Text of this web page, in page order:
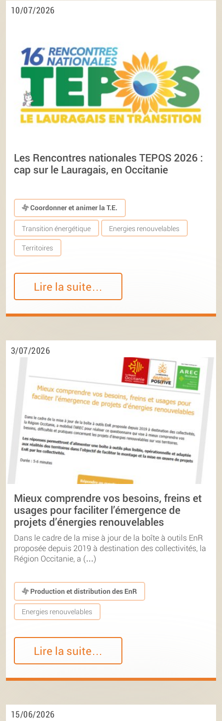
10/07/2026
Les Rencontres nationales TEPOS 2026 :
cap sur le Lauragais, en Occitanie
Coordonner et animer la T.E.
Transition énergétique Energies renouvelables
Territoires
Lire la suite…
3/07/2026
Mieux comprendre vos besoins, freins et
usages pour faciliter l’émergence de
projets d’énergies renouvelables
Dans le cadre de la mise à jour de la boîte à outils EnR
proposée depuis 2019 à destination des collectivités, la
Région Occitanie, a (…)
Production et distribution des EnR
Energies renouvelables
Lire la suite…
15/06/2026